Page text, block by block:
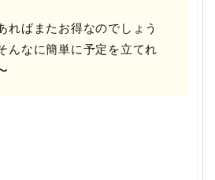
ればまたお得なのでしょう
んなに簡単に予定を立てれ